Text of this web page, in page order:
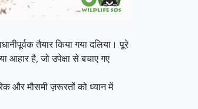
तैयार किया गया दलिया। पूरे
आहार है, जो उपेक्षा से बचाए गए
और मौसमी ज़रूरतों को ध्यान में